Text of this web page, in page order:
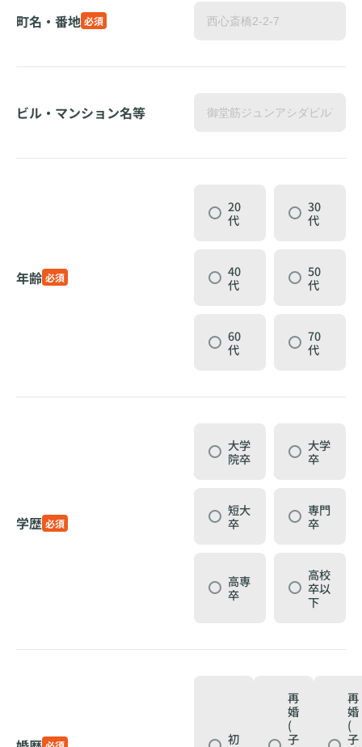
町名・番地 必須
ビル・マンション名等
年齢 必須
20
代
30
代
40
代
50
代
60
代
70
代
学歴 必須
大学
院卒
大学
卒
短大
卒
専門
卒
高専
卒
高校
卒以
下
初
再
婚
(
子
再
婚
(
子